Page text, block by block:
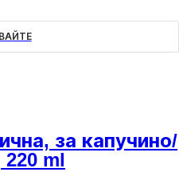
за капучино/
ml